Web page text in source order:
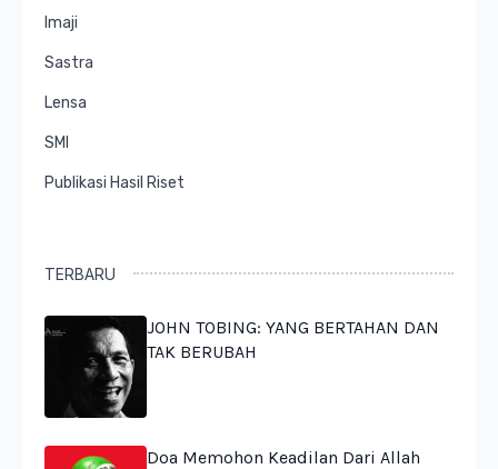
Imaji
Sastra
Lensa
SMI
Publikasi Hasil Riset
TERBARU
JOHN TOBING: YANG BERTAHAN DAN
TAK BERUBAH
Doa Memohon Keadilan Dari Allah